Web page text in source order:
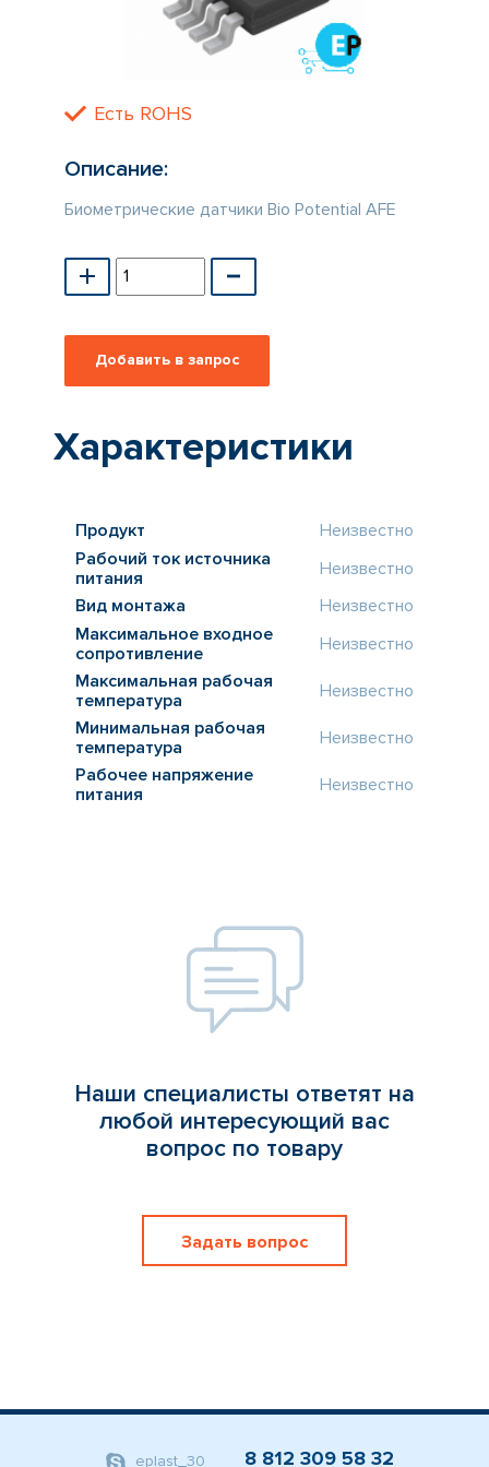
ПРОИЗВОДИТЕЛЕЙ
Есть ROHS
Описание:
Биометрические датчики Bio Potential AFE
Характеристики
Продукт
Неизвестно
Рабочий ток источника
питания
Неизвестно
Вид монтажа
Неизвестно
Максимальное входное
сопротивление
Неизвестно
Максимальная рабочая
температура
Неизвестно
Минимальная рабочая
температура
Неизвестно
Рабочее напряжение
питания
Неизвестно
Наши специалисты ответят на
любой интересующий вас
вопрос по товару
Задать вопрос
eplast_30 8 812 309 58 32